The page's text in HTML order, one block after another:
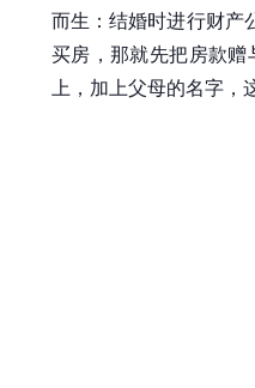
而生：结婚时进行财产
买房，那就先把房款
上，加上父母的名字